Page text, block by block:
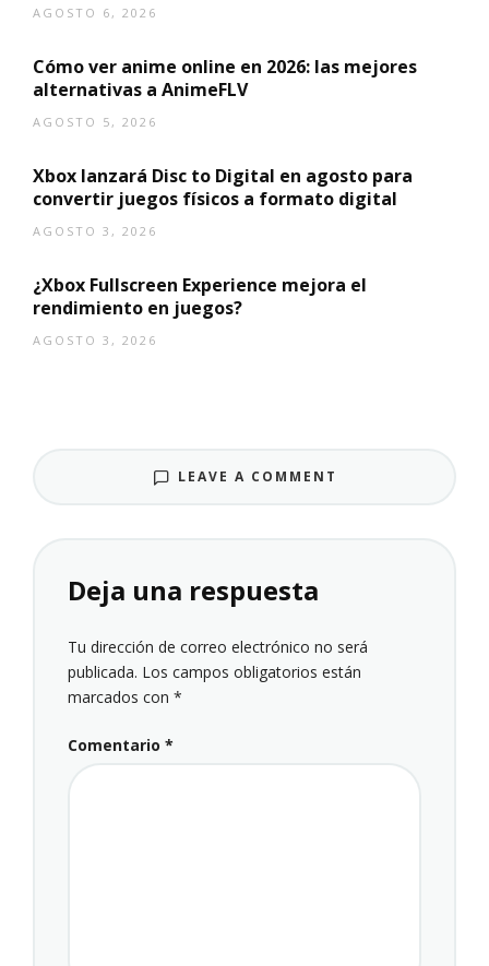
AGOSTO 6, 2026
Cómo ver anime online en 2026: las mejores
alternativas a AnimeFLV
AGOSTO 5, 2026
Xbox lanzará Disc to Digital en agosto para
convertir juegos físicos a formato digital
AGOSTO 3, 2026
¿Xbox Fullscreen Experience mejora el
rendimiento en juegos?
AGOSTO 3, 2026
LEAVE A COMMENT
Deja una respuesta
Tu dirección de correo electrónico no será
publicada. Los campos obligatorios están
marcados con *
Comentario *